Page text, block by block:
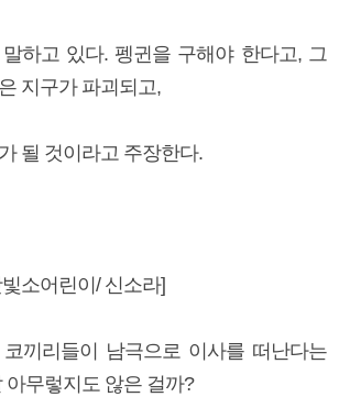
하고 있다. 펭귄을 구해야 한다고, 그
지구가 파괴되고,
될 것이라고 주장한다.
소어린이/ 신소라]
끼리들이 남극으로 이사를 떠난다는
아무렇지도 않은 걸까?